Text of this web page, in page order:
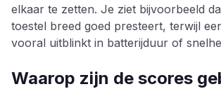
elkaar te zetten. Je ziet bijvoorbeeld
toestel breed goed presteert, terwijl
vooral uitblinkt in batterijduur of
Waarop zijn de scores